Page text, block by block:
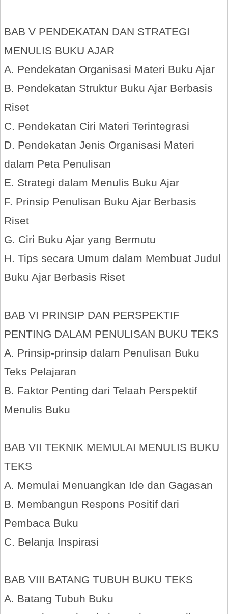
BAB V PENDEKATAN DAN STRATEGI
MENULIS BUKU AJAR
A. Pendekatan Organisasi Materi Buku Ajar
B. Pendekatan Struktur Buku Ajar Berbasis
Riset
C. Pendekatan Ciri Materi Terintegrasi
D. Pendekatan Jenis Organisasi Materi
dalam Peta Penulisan
E. Strategi dalam Menulis Buku Ajar
F. Prinsip Penulisan Buku Ajar Berbasis
Riset
G. Ciri Buku Ajar yang Bermutu
H. Tips secara Umum dalam Membuat Judul
Buku Ajar Berbasis Riset
BAB VI PRINSIP DAN PERSPEKTIF
PENTING DALAM PENULISAN BUKU TEKS
A. Prinsip-prinsip dalam Penulisan Buku
Teks Pelajaran
B. Faktor Penting dari Telaah Perspektif
Menulis Buku
BAB VII TEKNIK MEMULAI MENULIS BUKU
TEKS
A. Memulai Menuangkan Ide dan Gagasan
B. Membangun Respons Positif dari
Pembaca Buku
C. Belanja Inspirasi
BAB VIII BATANG TUBUH BUKU TEKS
A. Batang Tubuh Buku